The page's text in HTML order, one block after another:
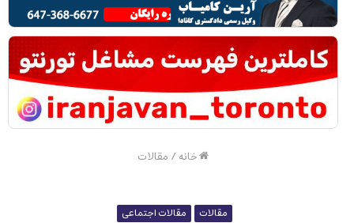
خانه/ مقالات
مقالات مقالات اجتماعی